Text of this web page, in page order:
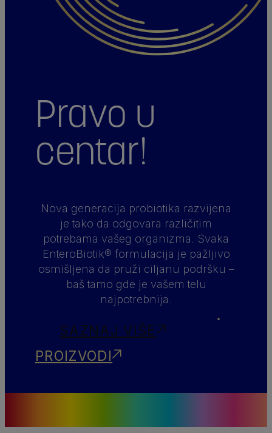
Pravo u
centar!
Nova generacija probiotika razvijena
je tako da odgovara različitim
potrebama vašeg organizma. Svaka
EnteroBiotik® formulacija je pažljivo
osmišljena da pruži ciljanu podršku –
baš tamo gde je vašem telu
najpotrebnija.
SAZNAJ VIŠE
PROIZVODI